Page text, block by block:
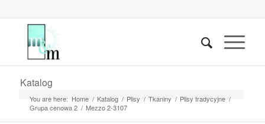
Katalog
You are here: Home / Katalog / Plisy / Tkaniny / Plisy tradycyjne /
Grupa cenowa 2 / Mezzo 2-3107